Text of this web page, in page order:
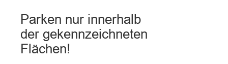
Parken nur innerhalb
der gekennzeichneten
Flächen!